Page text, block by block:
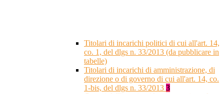
Titolari di incarichi politici di cui all'art. 14,
co. 1, del dlgs n. 33/2013 (da pubblicare in
tabelle)
Titolari di incarichi di amministrazione, di
direzione o di governo di cui all'art. 14, co.
1-bis, del dlgs n. 33/2013 3